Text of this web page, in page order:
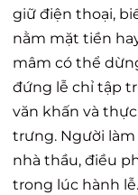
giữ điện thoại,
nằm mặt tiền
mâm có thể
đứng lễ chỉ tập
văn khấn và
trưng. Người
nhà thầu, điều
trong lúc hành lễ.